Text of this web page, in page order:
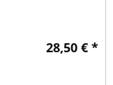
28,50 € *